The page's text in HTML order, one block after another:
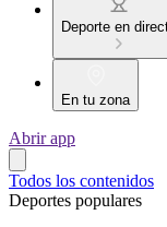
Deporte en
En tu zona
Abrir app
Todos los contenidos
Deportes populares